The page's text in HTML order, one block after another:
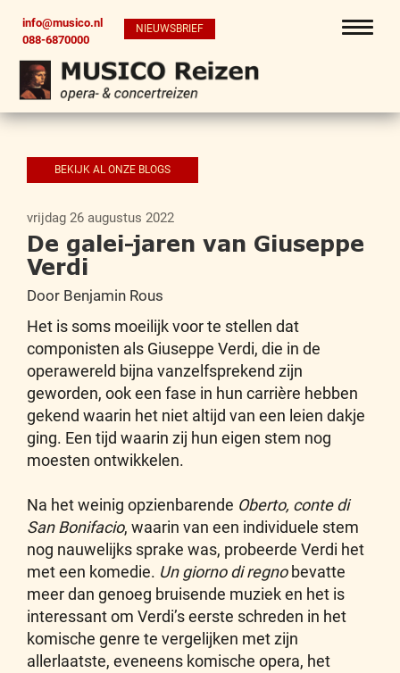
info@musico.nl
088-6870000
NIEUWSBRIEF
BEKIJK AL ONZE BLOGS
vrijdag 26 augustus 2022
De galei-jaren van Giuseppe
Verdi
Door Benjamin Rous
Het is soms moeilijk voor te stellen dat
componisten als Giuseppe Verdi, die in de
operawereld bijna vanzelfsprekend zijn
geworden, ook een fase in hun carrière hebben
gekend waarin het niet altijd van een leien dakje
ging. Een tijd waarin zij hun eigen stem nog
moesten ontwikkelen.
Na het weinig opzienbarende Oberto, conte di
San Bonifacio, waarin van een individuele stem
nog nauwelijks sprake was, probeerde Verdi het
met een komedie. Un giorno di regnobevatte
meer dan genoeg bruisende muziek en het is
interessant om Verdi’s eerste schreden in het
komische genre te vergelijken met zijn
allerlaatste, eveneens komische opera, het